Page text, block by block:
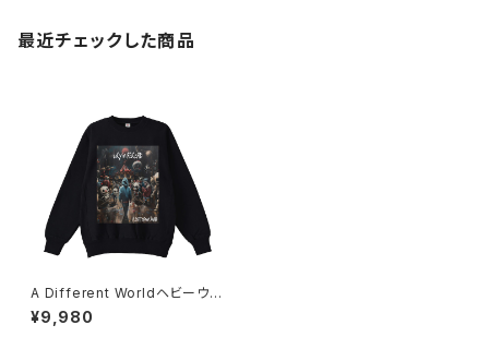
最近チェックした商品
A Different Worldヘビーウェ
イトスウェットシャツ 1014-230
221223
¥9,980